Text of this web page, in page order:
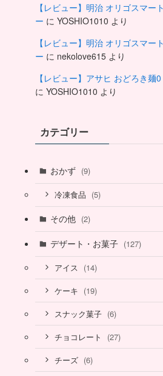
【レビュー】明治 オリゴスマー
ー に YOSHIO1010 より
【レビュー】明治 オリゴスマー
ー に nekolove615 より
【レビュー】アサヒ おどろき麺
に YOSHIO1010 より
カテゴリー
おかず (9)
冷凍食品 (5)
その他 (2)
デザート・お菓子 (127)
アイス (14)
ケーキ (19)
スナック菓子 (6)
チョコレート (27)
チーズ (6)